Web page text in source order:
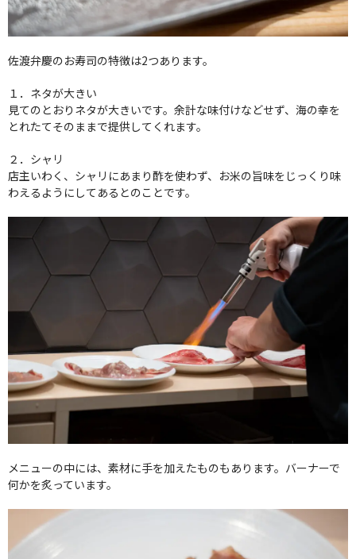
佐渡弁慶のお寿司の特徴は2つあります。
１．ネタが大きい
見てのとおりネタが大きいです。余計な味付けなどせず、海の幸を
とれたてそのままで提供してくれます。
２．シャリ
店主いわく、シャリにあまり酢を使わず、お米の旨味をじっくり味
わえるようにしてあるとのことです。
メニューの中には、素材に手を加えたものもあります。バーナーで
何かを炙っています。